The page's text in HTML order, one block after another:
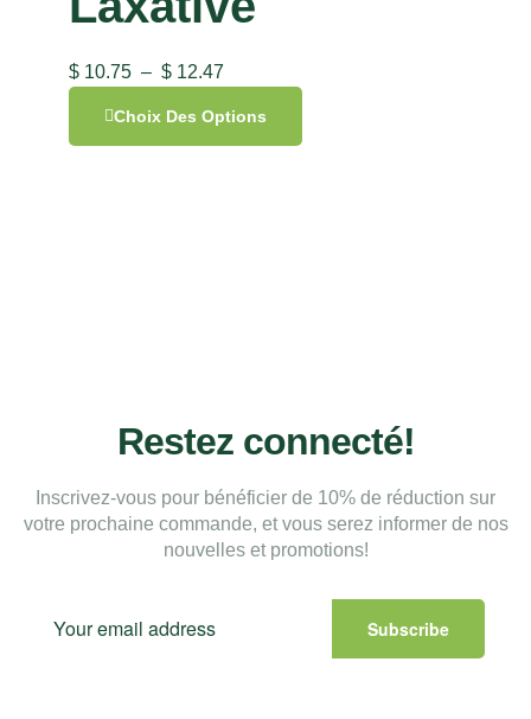
$ 10.75 – $ 12.47
Choix Des Options
Restez connecté!
Inscrivez-vous pour bénéficier de 10% de réduction sur
votre prochaine commande, et vous serez informer de nos
nouvelles et promotions!
Subscribe